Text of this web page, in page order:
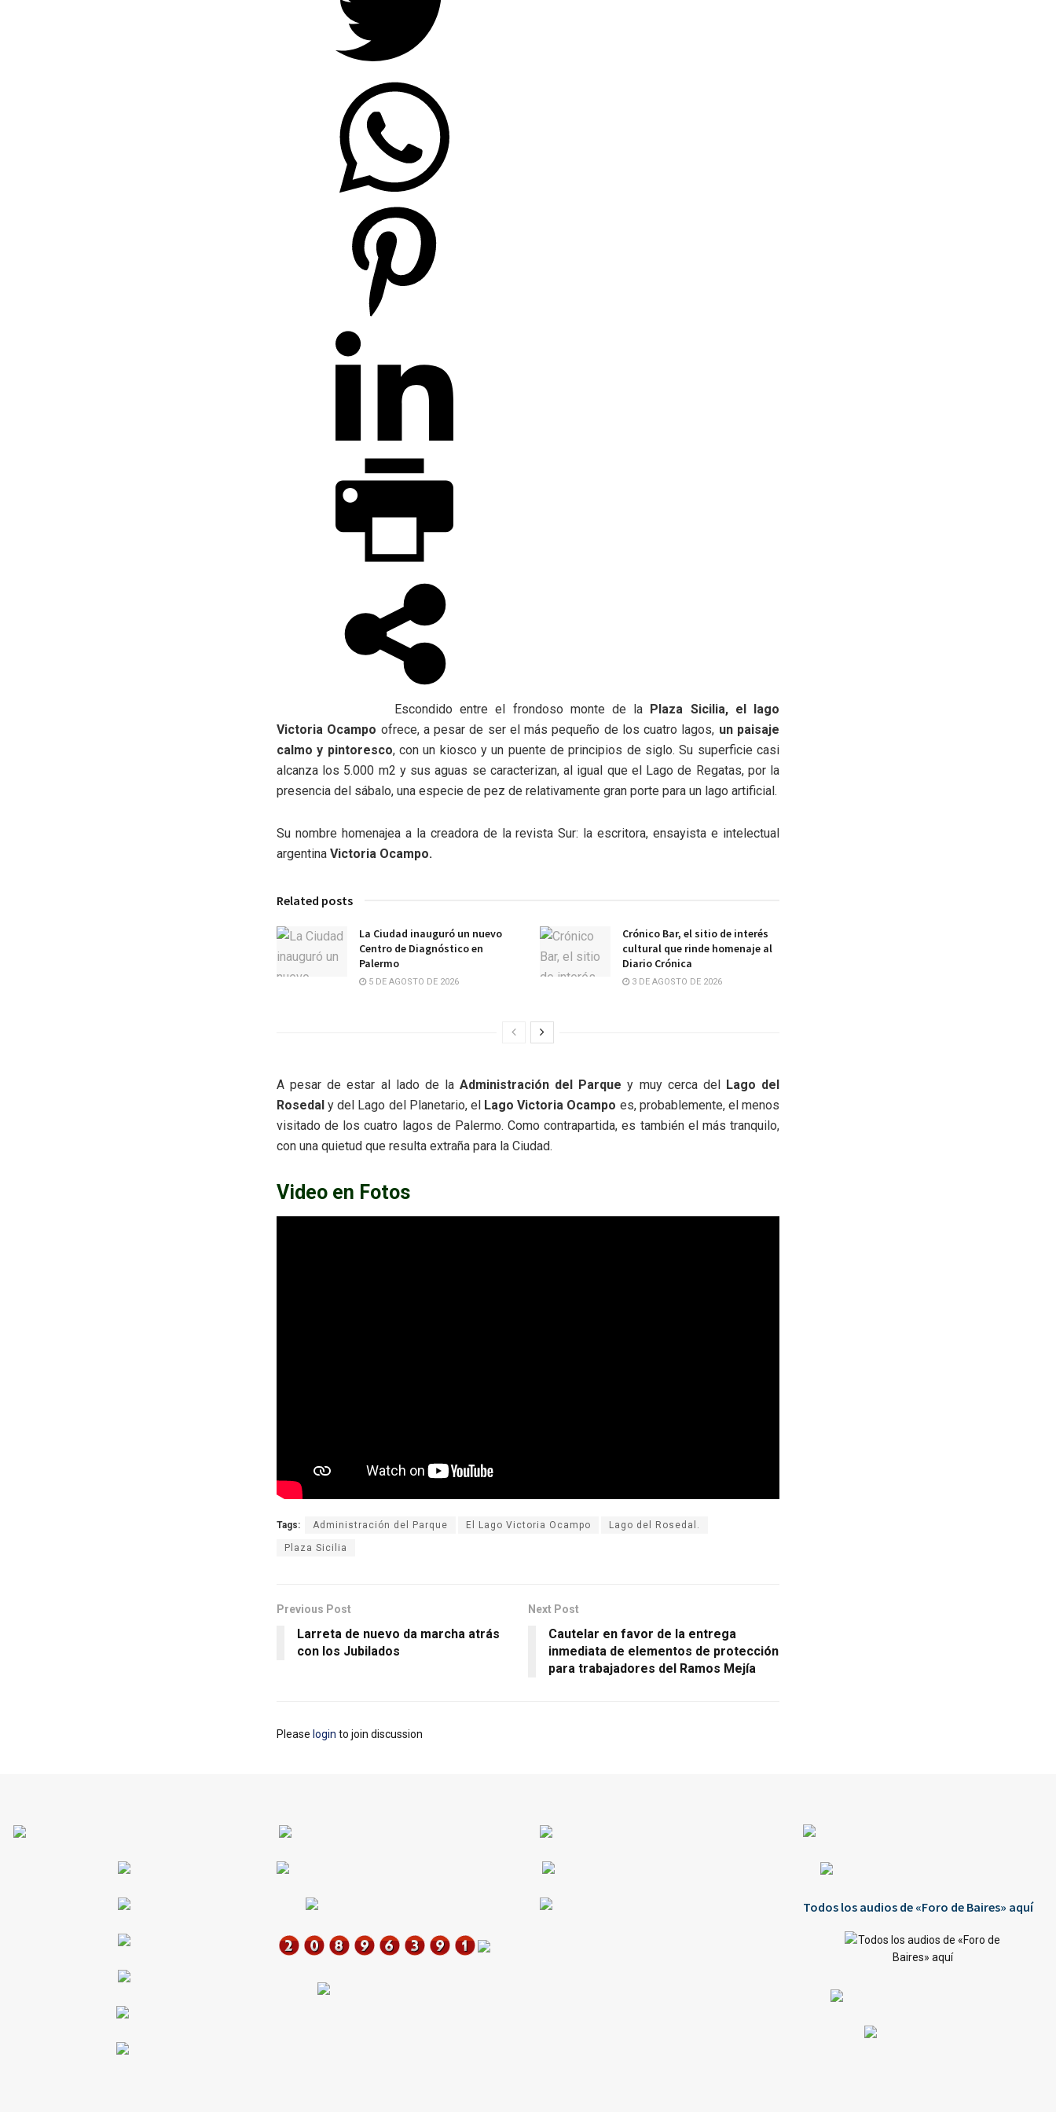
Escondido entre el frondoso monte de la Plaza Sicilia, el lago
Victoria Ocampo ofrece, a pesar de ser el más pequeño de los cuatro lagos, un paisaje
calmo y pintoresco, con un kiosco y un puente de principios de siglo. Su superficie casi
alcanza los 5.000 m2 y sus aguas se caracterizan, al igual que el Lago de Regatas, por la
presencia del sábalo, una especie de pez de relativamente gran porte para un lago artificial.
Su nombre homenajea a la creadora de la revista Sur: la escritora, ensayista e intelectual
argentina Victoria Ocampo.
Related posts
La Ciudad inauguró un nuevo
Centro de Diagnóstico en
Palermo
5 DE AGOSTO DE 2026
Crónico Bar, el sitio de interés
cultural que rinde homenaje al
Diario Crónica
3 DE AGOSTO DE 2026
A pesar de estar al lado de la Administración del Parque y muy cerca del Lago del
Rosedal y del Lago del Planetario, el Lago Victoria Ocampo es, probablemente, el menos
visitado de los cuatro lagos de Palermo. Como contrapartida, es también el más tranquilo,
con una quietud que resulta extraña para la Ciudad.
Video en Fotos
Tags: Administración del Parque El Lago Victoria Ocampo Lago del Rosedal.
Plaza Sicilia
Previous Post
Larreta de nuevo da marcha atrás
con los Jubilados
Next Post
Cautelar en favor de la entrega
inmediata de elementos de protección
para trabajadores del Ramos Mejía
Please login to join discussion
Todos los audios de «Foro de Baires» aquí